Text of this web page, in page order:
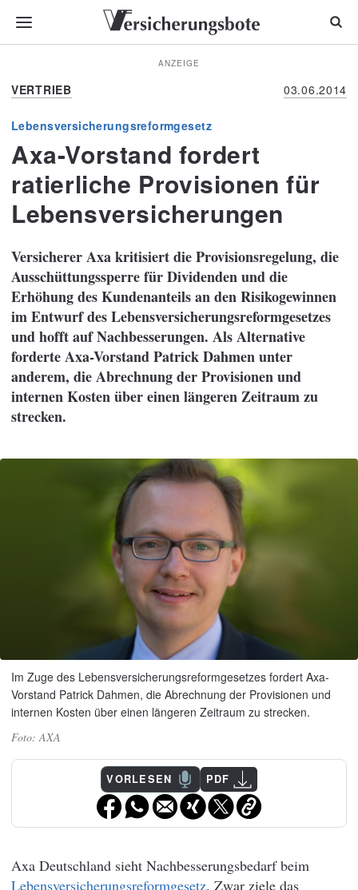
ANZEIGE
VERTRIEB 03.06.2014
Lebensversicherungsreformgesetz
Axa-Vorstand fordert
ratierliche Provisionen für
Lebensversicherungen
Versicherer Axa kritisiertdie Provisionsregelung, die
Ausschüttungssperre für Dividenden und die
Erhöhung des Kundenanteils an den Risikogewinnen
imEntwurf des Lebensversicherungsreformgesetzes
und hofft auf Nachbesserungen. Als Alternative
forderte Axa-Vorstand Patrick Dahmenunter
anderem, die Abrechnung der Provisionen und
internen Kosten über einen längeren Zeitraum zu
strecken.
Im Zuge des Lebensversicherungsreformgesetzes fordert Axa-
Vorstand Patrick Dahmen, die Abrechnung der Provisionen und
internen Kosten über einen längeren Zeitraum zu strecken.
AXA
VORLESEN PDF
Axa Deutschland sieht Nachbesserungsbedarf beim
Lebensversicherungsreformgesetz. Zwar ziele das